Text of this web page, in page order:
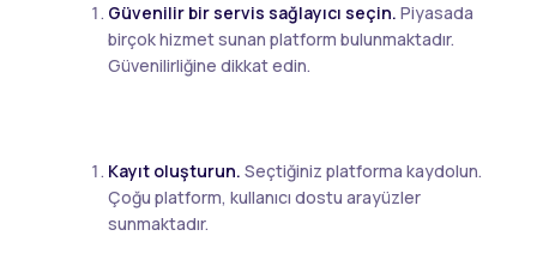
Güvenilir bir servis sağlayıcı seçin. Piyasada
birçok hizmet sunan platform bulunmaktadır.
Güvenilirliğine dikkat edin.
Kayıt oluşturun. Seçtiğiniz platforma kaydolun.
Çoğu platform, kullanıcı dostu arayüzler
sunmaktadır.